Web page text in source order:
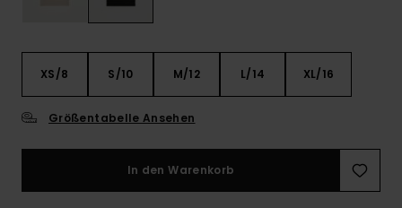
XS/8 S/10 M/12 L/14 XL/16
Größentabelle Ansehen
In den Warenkorb